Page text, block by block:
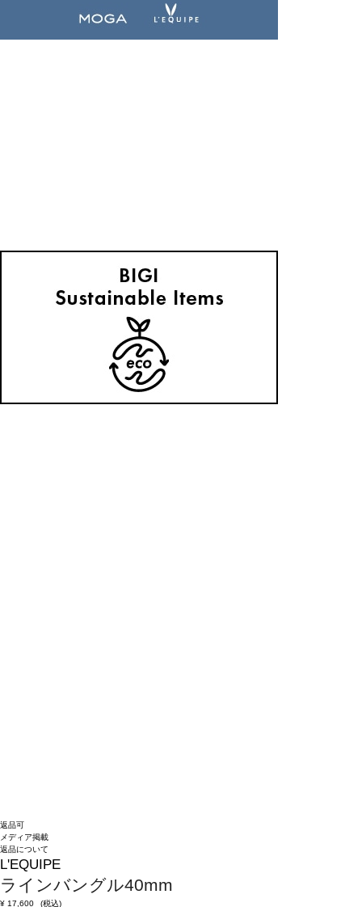
返品可
メディア掲載
返品について
L'EQUIPE
ラインバングル40mm
¥ 17,600 (税込)